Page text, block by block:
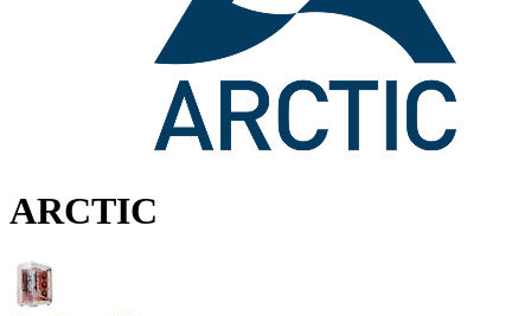
ARCTIC